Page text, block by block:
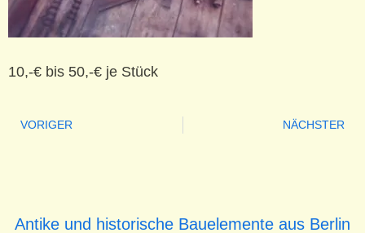
10,-€ bis 50,-€ je Stück
VORIGER NÄCHSTER
Antike und historische Bauelemente aus Berlin